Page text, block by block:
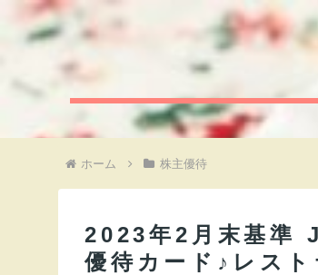
ホーム 株主優待
2023年2月末基準
優待カード♪レス